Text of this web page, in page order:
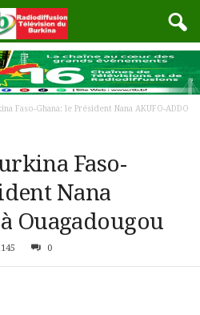
Faso-Ghana: le Président Nana AKUFO-ADDO
Faso-
Nana
Ouagadougou
0